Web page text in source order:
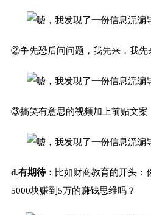
②争先恐后问问题，我先来，我先来
③搞笑有意思的视频加上前贴文案
d.有期待： 比如财商教育的开头：
5000块赚到5万的赚钱思维吗？